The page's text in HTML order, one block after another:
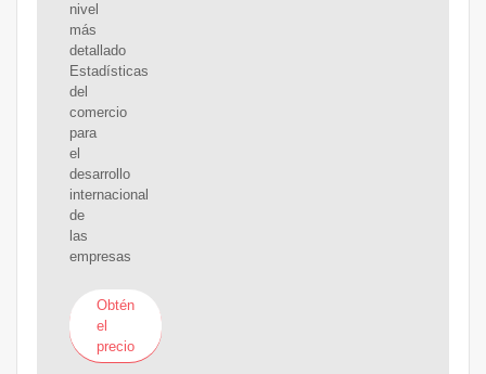
nivel
más
detallado
Estadísticas
del
comercio
para
el
desarrollo
internacional
de
las
empresas
Obtén
el
precio